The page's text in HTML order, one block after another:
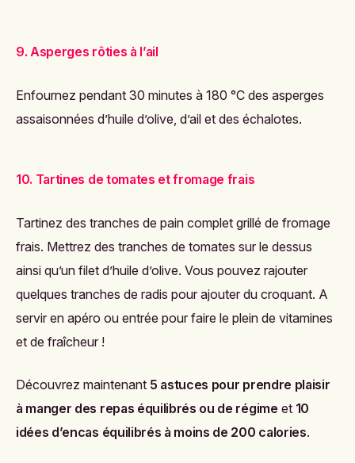
9. Asperges rôties à l’ail
Enfournez pendant 30 minutes à 180 °C des asperges
assaisonnées d’huile d’olive, d’ail et des échalotes.
10. Tartines de tomates et fromage frais
Tartinez des tranches de pain complet grillé de fromage
frais. Mettrez des tranches de tomates sur le dessus
ainsi qu’un filet d’huile d’olive. Vous pouvez rajouter
quelques tranches de radis pour ajouter du croquant. A
servir en apéro ou entrée pour faire le plein de vitamines
et de fraîcheur !
Découvrez maintenant 5 astuces pour prendre plaisir
à manger des repas équilibrés ou de régime et 10
idées d’encas équilibrés à moins de 200 calories.